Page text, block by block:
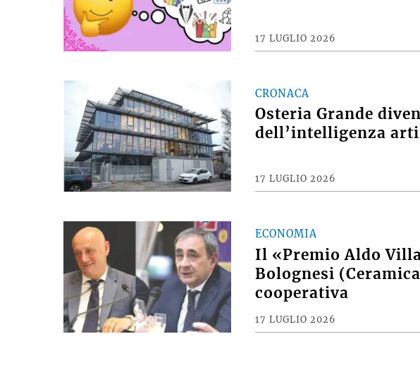
17 LUGLIO 2026
CRONACA
Osteria Grande
dell’intelligenza
17 LUGLIO 2026
ECONOMIA
Il «Premio Aldo
Bolognesi
cooperativa
17 LUGLIO 2026